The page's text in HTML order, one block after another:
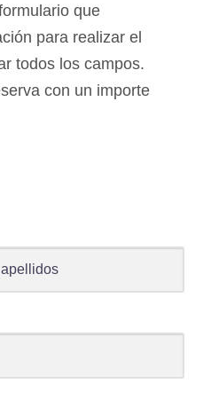
que
para realizar el
todos los campos.
con un importe